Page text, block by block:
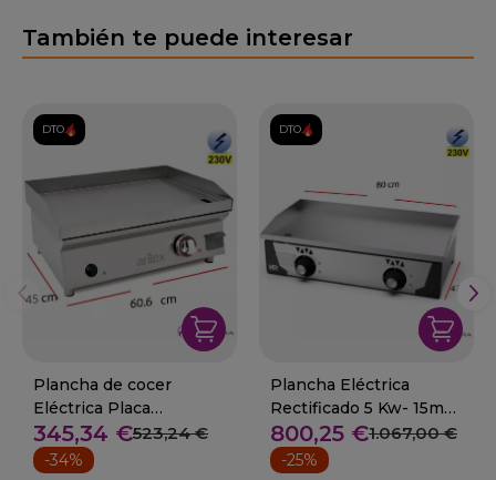
También te puede interesar
DTO.
Plancha de cocer
Eléctrica Placa
Laminada 4Kw -6mm.
11-60PELN
345,34 €523,24 €
-34%
DTO.
Plancha Eléctrica
Rectificado 5 Kw- 15mm.
09-PLCE81+
800,25 €1.067,00 €
-25%